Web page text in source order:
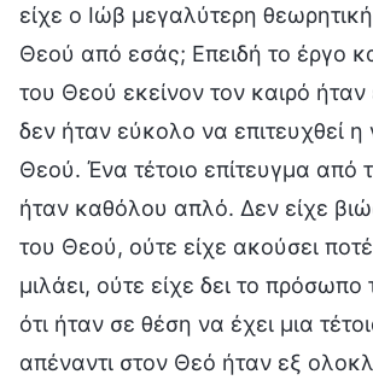
είχε ο Ιώβ μεγαλύτερη
Θεού από εσάς; Επειδή το έργο
του Θεού εκείνον τον καιρό ήταν
δεν ήταν εύκολο να επιτευχθεί
Θεού. Ένα τέτοιο επίτευγμα από
ήταν καθόλου απλό. Δεν είχε
του Θεού, ούτε είχε ακούσει
μιλάει, ούτε είχε δει το
ότι ήταν σε θέση να έχει μια
απέναντι στον Θεό ήταν εξ